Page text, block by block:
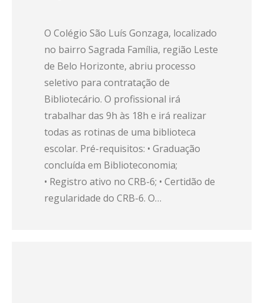
O Colégio São Luís Gonzaga, localizado
no bairro Sagrada Família, região Leste
de Belo Horizonte, abriu processo
seletivo para contratação de
Bibliotecário. O profissional irá
trabalhar das 9h às 18h e irá realizar
todas as rotinas de uma biblioteca
escolar. Pré-requisitos: • Graduação
concluída em Biblioteconomia;
• Registro ativo no CRB-6; • Certidão de
regularidade do CRB-6. O…